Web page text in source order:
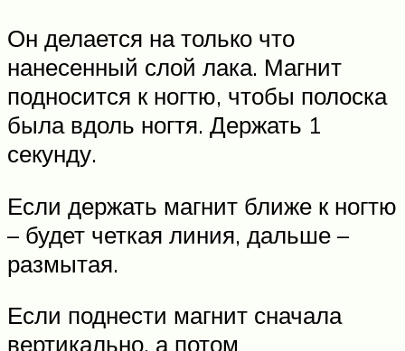
Он делается на только что
нанесенный слой лака. Магнит
подносится к ногтю, чтобы полоска
была вдоль ногтя. Держать 1
секунду.
Если держать магнит ближе к ногтю
– будет четкая линия, дальше –
размытая.
Если поднести магнит сначала
вертикально, а потом